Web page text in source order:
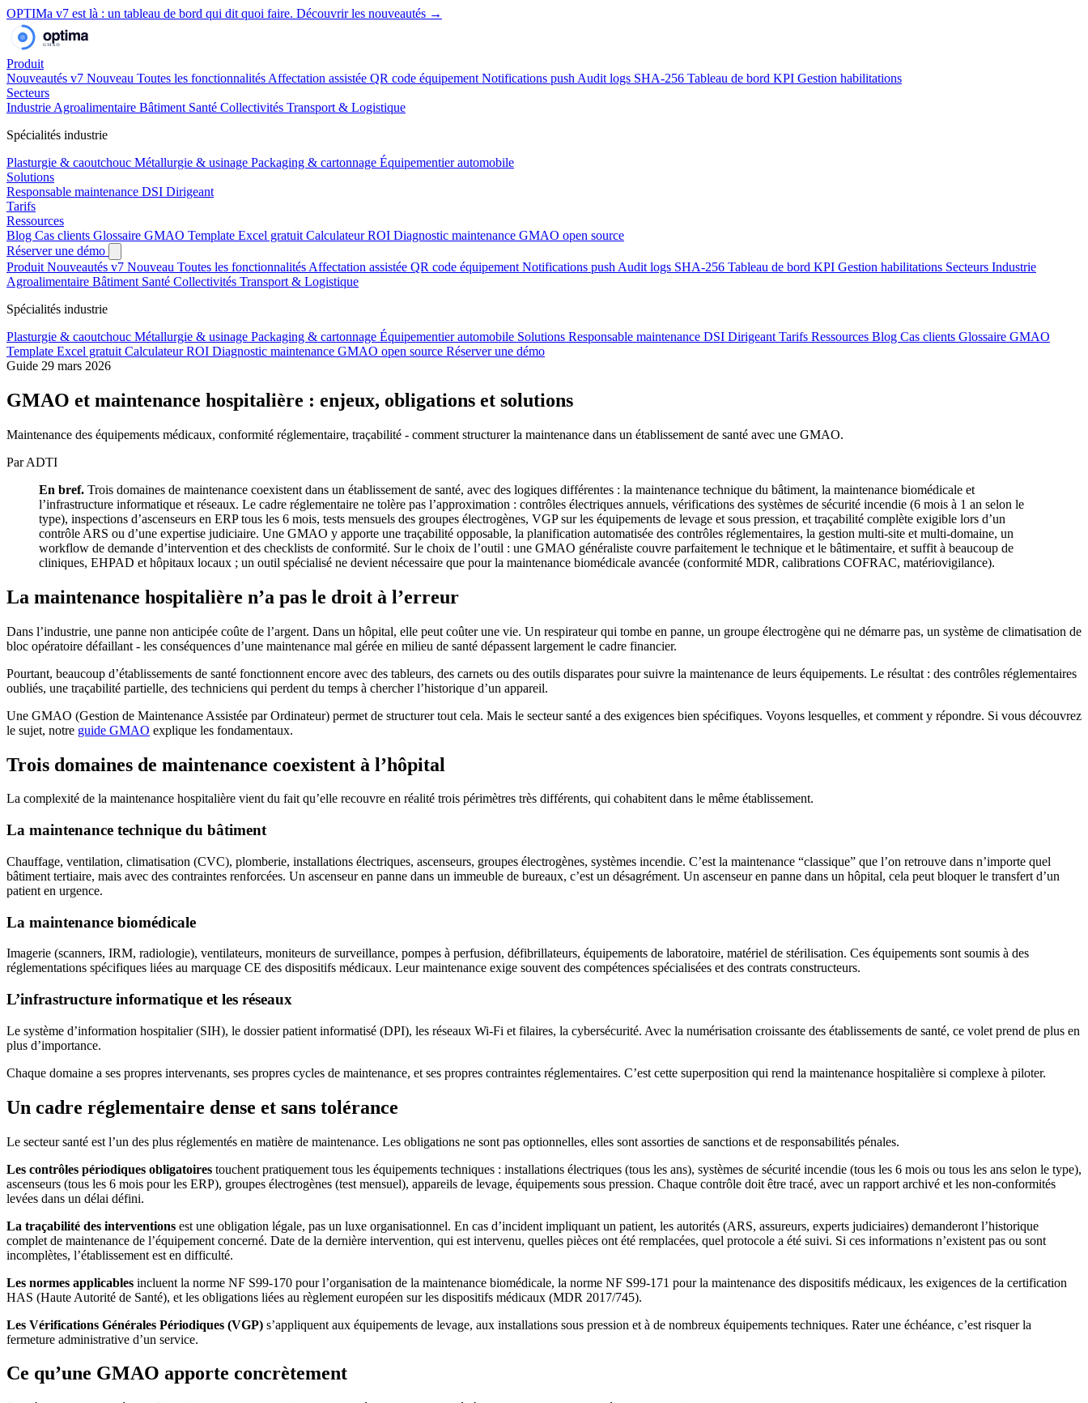
OPTIMa v7 est là : un tableau de bord qui dit quoi faire. Découvrir les nouveautés →
Produit
Nouveautés v7 Nouveau Toutes les fonctionnalités Affectation assistée QR code équipement Notifications push Audit logs SHA-256 Tableau de bord KPI Gestion habilitations
Secteurs
Industrie Agroalimentaire Bâtiment Santé Collectivités Transport & Logistique
Spécialités industrie
Plasturgie & caoutchouc Métallurgie & usinage Packaging & cartonnage Équipementier automobile
Solutions
Responsable maintenance DSI Dirigeant
Tarifs
Ressources
Blog Cas clients Glossaire GMAO Template Excel gratuit Calculateur ROI Diagnostic maintenance GMAO open source
Réserver une démo
Produit Nouveautés v7 Nouveau Toutes les fonctionnalités Affectation assistée QR code équipement Notifications push Audit logs SHA-256 Tableau de bord KPI Gestion habilitations Secteurs Industrie
Agroalimentaire Bâtiment Santé Collectivités Transport & Logistique
Spécialités industrie
Plasturgie & caoutchouc Métallurgie & usinage Packaging & cartonnage Équipementier automobile Solutions Responsable maintenance DSI Dirigeant Tarifs Ressources Blog Cas clients Glossaire GMAO
Template Excel gratuit Calculateur ROI Diagnostic maintenance GMAO open source Réserver une démo
Guide 29 mars 2026
GMAO et maintenance hospitalière : enjeux, obligations et solutions
Maintenance des équipements médicaux, conformité réglementaire, traçabilité - comment structurer la maintenance dans un établissement de santé avec une GMAO.
Par ADTI
En bref. Trois domaines de maintenance coexistent dans un établissement de santé, avec des logiques différentes : la maintenance technique du bâtiment, la maintenance biomédicale et
l’infrastructure informatique et réseaux. Le cadre réglementaire ne tolère pas l’approximation : contrôles électriques annuels, vérifications des systèmes de sécurité incendie (6 mois à 1 an selon le
type), inspections d’ascenseurs en ERP tous les 6 mois, tests mensuels des groupes électrogènes, VGP sur les équipements de levage et sous pression, et traçabilité complète exigible lors d’un
contrôle ARS ou d’une expertise judiciaire. Une GMAO y apporte une traçabilité opposable, la planification automatisée des contrôles réglementaires, la gestion multi-site et multi-domaine, un
workflow de demande d’intervention et des checklists de conformité. Sur le choix de l’outil : une GMAO généraliste couvre parfaitement le technique et le bâtimentaire, et suffit à beaucoup de
cliniques, EHPAD et hôpitaux locaux ; un outil spécialisé ne devient nécessaire que pour la maintenance biomédicale avancée (conformité MDR, calibrations COFRAC, matériovigilance).
La maintenance hospitalière n’a pas le droit à l’erreur
Dans l’industrie, une panne non anticipée coûte de l’argent. Dans un hôpital, elle peut coûter une vie. Un respirateur qui tombe en panne, un groupe électrogène qui ne démarre pas, un système de climatisation de
bloc opératoire défaillant - les conséquences d’une maintenance mal gérée en milieu de santé dépassent largement le cadre financier.
Pourtant, beaucoup d’établissements de santé fonctionnent encore avec des tableurs, des carnets ou des outils disparates pour suivre la maintenance de leurs équipements. Le résultat : des contrôles réglementaires
oubliés, une traçabilité partielle, des techniciens qui perdent du temps à chercher l’historique d’un appareil.
Une GMAO (Gestion de Maintenance Assistée par Ordinateur) permet de structurer tout cela. Mais le secteur santé a des exigences bien spécifiques. Voyons lesquelles, et comment y répondre. Si vous découvrez
le sujet, notre guide GMAO explique les fondamentaux.
Trois domaines de maintenance coexistent à l’hôpital
La complexité de la maintenance hospitalière vient du fait qu’elle recouvre en réalité trois périmètres très différents, qui cohabitent dans le même établissement.
La maintenance technique du bâtiment
Chauffage, ventilation, climatisation (CVC), plomberie, installations électriques, ascenseurs, groupes électrogènes, systèmes incendie. C’est la maintenance “classique” que l’on retrouve dans n’importe quel
bâtiment tertiaire, mais avec des contraintes renforcées. Un ascenseur en panne dans un immeuble de bureaux, c’est un désagrément. Un ascenseur en panne dans un hôpital, cela peut bloquer le transfert d’un
patient en urgence.
La maintenance biomédicale
Imagerie (scanners, IRM, radiologie), ventilateurs, moniteurs de surveillance, pompes à perfusion, défibrillateurs, équipements de laboratoire, matériel de stérilisation. Ces équipements sont soumis à des
réglementations spécifiques liées au marquage CE des dispositifs médicaux. Leur maintenance exige souvent des compétences spécialisées et des contrats constructeurs.
L’infrastructure informatique et les réseaux
Le système d’information hospitalier (SIH), le dossier patient informatisé (DPI), les réseaux Wi-Fi et filaires, la cybersécurité. Avec la numérisation croissante des établissements de santé, ce volet prend de plus en
plus d’importance.
Chaque domaine a ses propres intervenants, ses propres cycles de maintenance, et ses propres contraintes réglementaires. C’est cette superposition qui rend la maintenance hospitalière si complexe à piloter.
Un cadre réglementaire dense et sans tolérance
Le secteur santé est l’un des plus réglementés en matière de maintenance. Les obligations ne sont pas optionnelles, elles sont assorties de sanctions et de responsabilités pénales.
Les contrôles périodiques obligatoires touchent pratiquement tous les équipements techniques : installations électriques (tous les ans), systèmes de sécurité incendie (tous les 6 mois ou tous les ans selon le type),
ascenseurs (tous les 6 mois pour les ERP), groupes électrogènes (test mensuel), appareils de levage, équipements sous pression. Chaque contrôle doit être tracé, avec un rapport archivé et les non-conformités
levées dans un délai défini.
La traçabilité des interventions est une obligation légale, pas un luxe organisationnel. En cas d’incident impliquant un patient, les autorités (ARS, assureurs, experts judiciaires) demanderont l’historique
complet de maintenance de l’équipement concerné. Date de la dernière intervention, qui est intervenu, quelles pièces ont été remplacées, quel protocole a été suivi. Si ces informations n’existent pas ou sont
incomplètes, l’établissement est en difficulté.
Les normes applicables incluent la norme NF S99-170 pour l’organisation de la maintenance biomédicale, la norme NF S99-171 pour la maintenance des dispositifs médicaux, les exigences de la certification
HAS (Haute Autorité de Santé), et les obligations liées au règlement européen sur les dispositifs médicaux (MDR 2017/745).
Les Vérifications Générales Périodiques (VGP) s’appliquent aux équipements de levage, aux installations sous pression et à de nombreux équipements techniques. Rater une échéance, c’est risquer la
fermeture administrative d’un service.
Ce qu’une GMAO apporte concrètement